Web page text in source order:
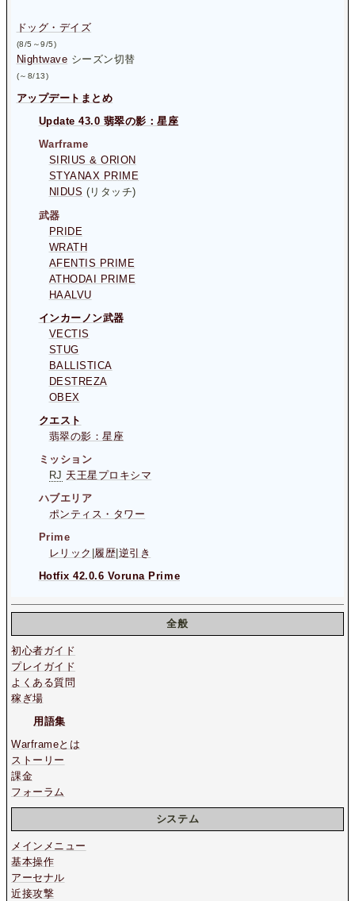
ドッグ・デイズ
(8/5～9/5)
Nightwave シーズン切替
(～8/13)
アップデートまとめ
Update 43.0 翡翠の影：星座
Warframe
SIRIUS & ORION
STYANAX PRIME
NIDUS (リタッチ)
武器
PRIDE
WRATH
AFENTIS PRIME
ATHODAI PRIME
HAALVU
インカーノン武器
VECTIS
STUG
BALLISTICA
DESTREZA
OBEX
クエスト
翡翠の影：星座
ミッション
RJ 天王星プロキシマ
ハブエリア
ポンティス・タワー
Prime
レリック 履歴 逆引き
Hotfix 42.0.6 Voruna Prime
全般
初心者ガイド
プレイガイド
よくある質問
稼ぎ場
用語集
Warframeとは
ストーリー
課金
フォーラム
システム
メインメニュー
基本操作
アーセナル
近接攻撃